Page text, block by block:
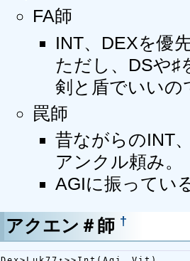
FA師
INT、DEXを優
ただし、DSや♯
剣と盾でいいの
罠師
昔ながらのINT
アンクル頼み。
AGIに振ってい
アクエン＃師 †